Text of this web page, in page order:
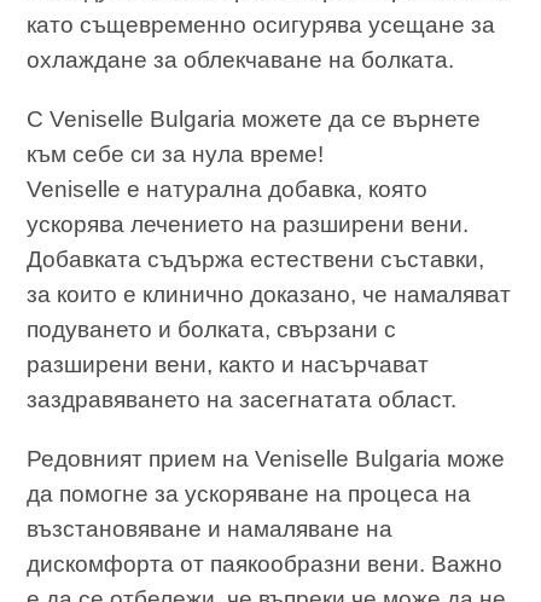
като същевременно осигурява усещане за
охлаждане за облекчаване на болката.
С Veniselle Bulgaria можете да се върнете
към себе си за нула време!
Veniselle е натурална добавка, която
ускорява лечението на разширени вени.
Добавката съдържа естествени съставки,
за които е клинично доказано, че намаляват
подуването и болката, свързани с
разширени вени, както и насърчават
заздравяването на засегнатата област.
Редовният прием на Veniselle Bulgaria може
да помогне за ускоряване на процеса на
възстановяване и намаляване на
дискомфорта от паякообразни вени. Важно